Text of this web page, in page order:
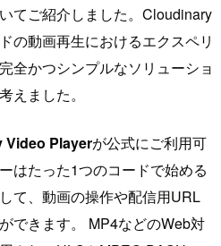
てご紹介しました。Cloudinary
の動画再生におけるエクスペリ
全かつシンプルなソリューショ
えました。
Playerが公式にご利用可
はたった1つのコードで始める
て、動画の操作や配信用URL
できます。 MP4などのWeb対